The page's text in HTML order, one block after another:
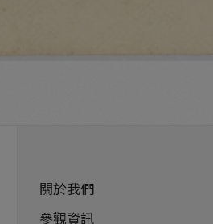
關於我們
參觀資訊